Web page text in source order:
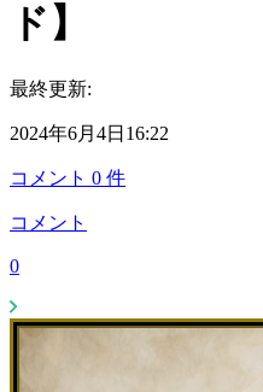
ド】
最終更新:
2024年6月4日16:22
コメント 0 件
コメント
0